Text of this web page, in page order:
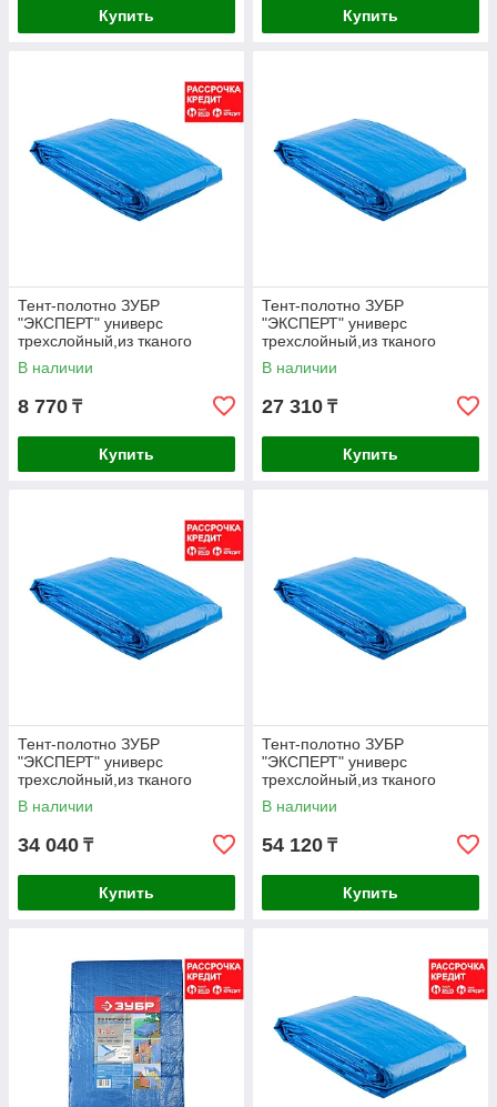
Купить Купить
Тент-полотно ЗУБР
"ЭКСПЕРТ" универс
трехслойный,из тканого
полимера высокой плотности
120 г/м3,с
В наличии
8 770 ₸
Купить
Тент-полотно ЗУБР
"ЭКСПЕРТ" универс
трехслойный,из тканого
полимера высокой плотности
120 г/м3,с
В наличии
27 310 ₸
Купить
Тент-полотно ЗУБР
"ЭКСПЕРТ" универс
трехслойный,из тканого
полимера высокой плотности
120 г/м3,с
В наличии
34 040 ₸
Купить
Тент-полотно ЗУБР
"ЭКСПЕРТ" универс
трехслойный,из тканого
полимера высокой плотности
120 г/м3,с
В наличии
54 120 ₸
Купить